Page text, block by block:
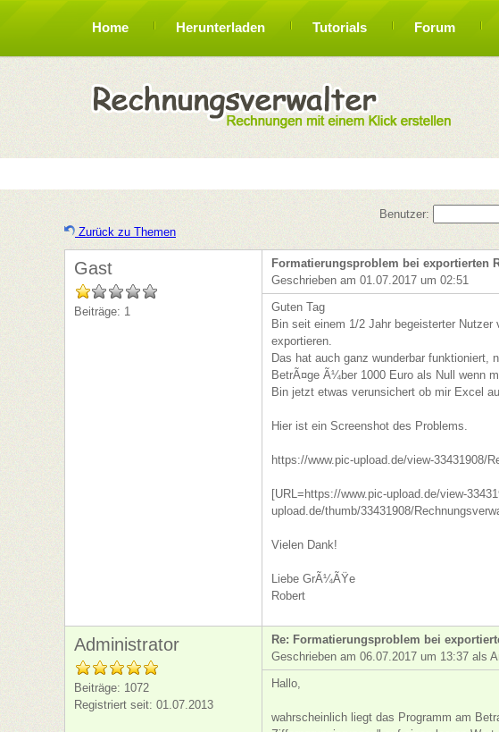
Home Herunterladen Tutorials Forum
Benutzer:
Zurück zu Themen
Gast
Beiträge: 1
Formatierungsproblem bei exportierten
Geschrieben am 01.07.2017 um 02:51
Guten Tag
Bin seit einem 1/2 Jahr begeisterter
exportieren.
Das hat auch ganz wunderbar
BetrÃ¤ge Ã¼ber 1000 Euro als Null wenn
Bin jetzt etwas verunsichert ob mir Excel
Hier ist ein Screenshot des Problems.
https://www.pic-upload.de/view-33431908/
[URL=https://www.pic-upload.de/view-
upload.de/thumb/33431908/
Vielen Dank!
Liebe GrÃ¼ÃŸe
Robert
Administrator
Beiträge: 1072
Registriert seit: 01.07.2013
Re: Formatierungsproblem bei
Geschrieben am 06.07.2017 um 13:37 als
Hallo,
wahrscheinlich liegt das Programm am